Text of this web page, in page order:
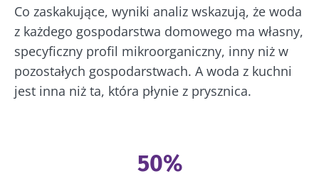
Co zaskakujące, wyniki analiz wskazują, że woda
z każdego gospodarstwa domowego ma własny,
specyficzny profil mikroorganiczny, inny niż w
pozostałych gospodarstwach. A woda z kuchni
jest inna niż ta, która płynie z prysznica.
50%
stronę internetową
Zostać przekierowany
Pobyt na stronie internetowej Instytutu
Microbiota BioCodex
Chcę zaprenumerować inne wiadomości z
Biocodexu
osobowychBiocodex Microbiota Institute.
* Pole obowiązkowe
BMI 20-35
Więcej informacji
Jogurty –